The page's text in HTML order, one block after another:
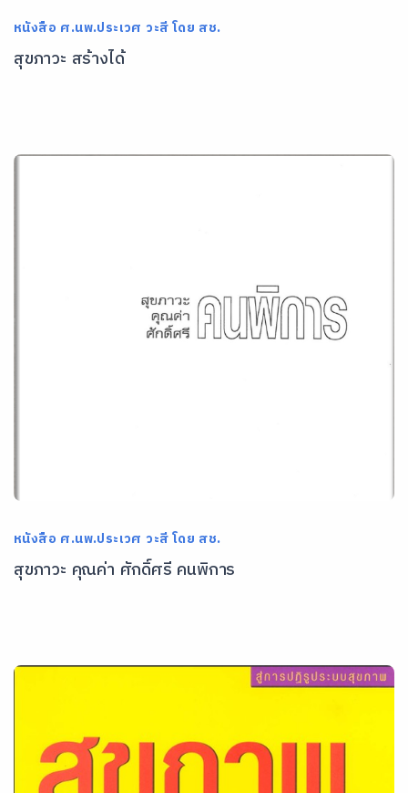
หนังสือ ศ.นพ.ประเวศ วะสี โดย สช.
สุขภาวะ สร้างได้
หนังสือ ศ.นพ.ประเวศ วะสี โดย สช.
สุขภาวะ คุณค่า ศักดิ์ศรี คนพิการ